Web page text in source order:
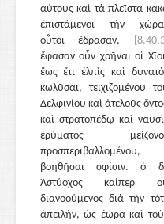
αὐτοὺς καὶ τὰ πλεῖστα
ἐπιστάμενοι τὴν
οὗτοι ἔδρασαν.
ἔφασαν οὖν χρῆναι οἱ
ἕως ἔτι ἐλπὶς καὶ
κωλῦσαι, τειχιζομένου
Δελφινίου καὶ ἀτελοῦς
καὶ στρατοπέδῳ καὶ
ἐρύματος
προσπεριβαλλομένου,
βοηθῆσαι σφίσιν. ὁ
Ἀστύοχος καίπερ
διανοούμενος διὰ τὴν
ἀπειλήν, ὡς ἑώρα καὶ